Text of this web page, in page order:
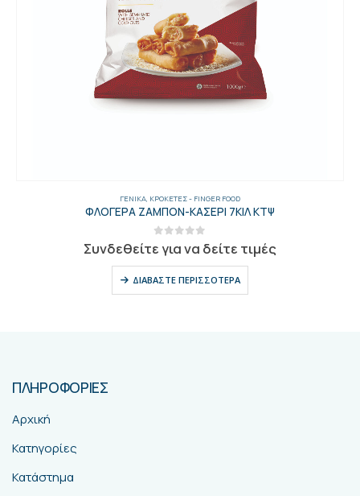
ΓΕΝΙΚΑ, ΚΡΟΚΈΤΕΣ - FINGER FOOD
ΦΛΟΓΕΡΑ ΖΑΜΠΟΝ-ΚΑΣΕΡΙ 7ΚΙΛ ΚΤΨ
out of 5
Συνδεθείτε για να δείτε τιμές
ΔΙΑΒΆΣΤΕ ΠΕΡΙΣΣΌΤΕΡΑ
ΠΛΗΡΟΦΟΡΙΕΣ
Αρχική
Κατηγορίες
Κατάστημα